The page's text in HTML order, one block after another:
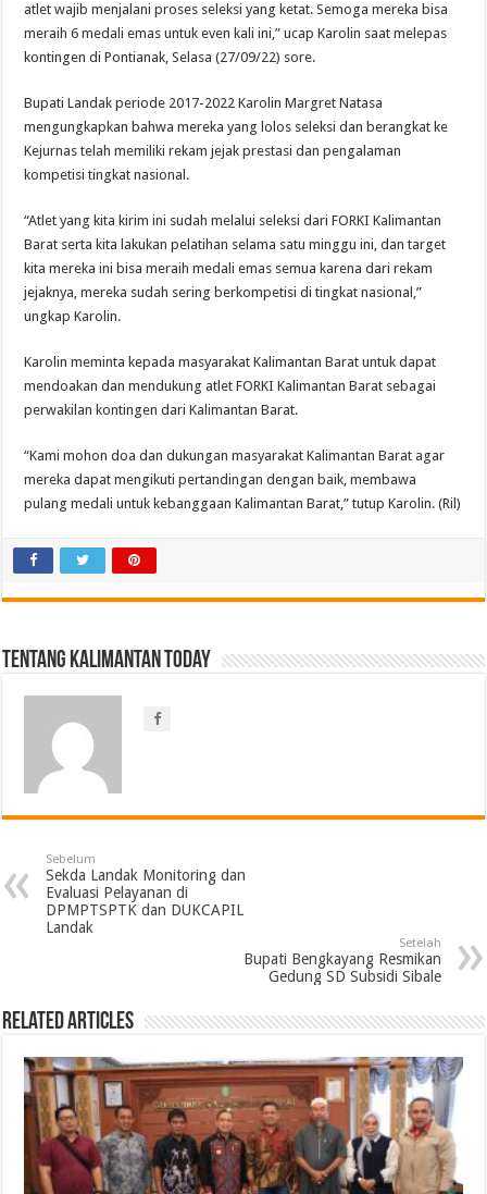
atlet wajib menjalani proses seleksi yang ketat. Semoga mereka bisa
meraih 6 medali emas untuk even kali ini,” ucap Karolin saat melepas
kontingen di Pontianak, Selasa (27/09/22) sore.
Bupati Landak periode 2017-2022 Karolin Margret Natasa
mengungkapkan bahwa mereka yang lolos seleksi dan berangkat ke
Kejurnas telah memiliki rekam jejak prestasi dan pengalaman
kompetisi tingkat nasional.
“Atlet yang kita kirim ini sudah melalui seleksi dari FORKI Kalimantan
Barat serta kita lakukan pelatihan selama satu minggu ini, dan target
kita mereka ini bisa meraih medali emas semua karena dari rekam
jejaknya, mereka sudah sering berkompetisi di tingkat nasional,”
ungkap Karolin.
Karolin meminta kepada masyarakat Kalimantan Barat untuk dapat
mendoakan dan mendukung atlet FORKI Kalimantan Barat sebagai
perwakilan kontingen dari Kalimantan Barat.
“Kami mohon doa dan dukungan masyarakat Kalimantan Barat agar
mereka dapat mengikuti pertandingan dengan baik, membawa
pulang medali untuk kebanggaan Kalimantan Barat,” tutup Karolin. (Ril)
Tentang Kalimantan Today
Sebelum
Sekda Landak Monitoring dan
Evaluasi Pelayanan di
DPMPTSPTK dan DUKCAPIL
Landak
Setelah
Bupati Bengkayang Resmikan
Gedung SD Subsidi Sibale
Related Articles